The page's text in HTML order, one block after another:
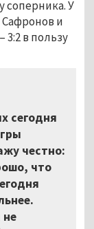
соперника. У
и
–3:2 в пользу
сегодня
честно:
что